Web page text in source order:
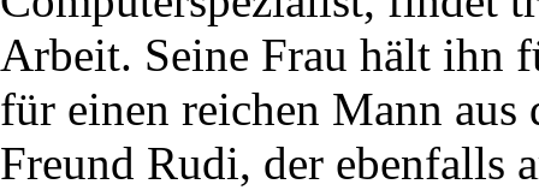
Arbeit. Seine Frau hält ihn
für einen reichen Mann aus
Freund Rudi, der ebenfalls